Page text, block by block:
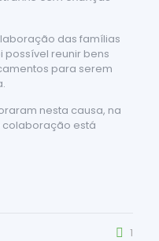
das famílias
possível reunir bens
para serem
nesta causa, na
colaboração está
1